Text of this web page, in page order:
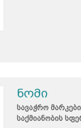
ნომი
სავაჭრო
საქმიანობის